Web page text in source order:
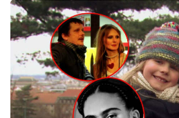
Youtubeři
Virály
Sex a vztahy